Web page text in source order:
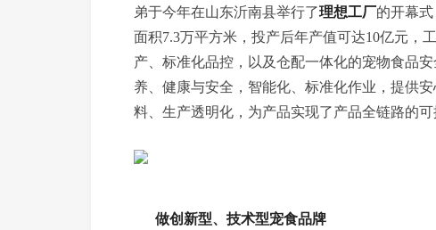
弟于今年在山东沂南县举行了理想工厂的开幕
面积7.3万平方米，投产后年产值可达10亿元，
产、标准化品控，以及仓配一体化的宠物食品
养、健康与安全，智能化、标准化作业，提供
料、生产透明化，为产品实现了产品全链路的可
做创新型、技术型宠食品牌